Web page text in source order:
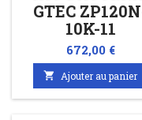
GTEC
10K-11
Prix
672,00 €
 Ajouter au panier